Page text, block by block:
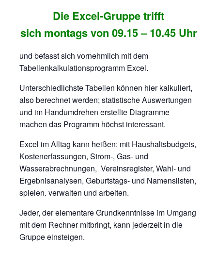
Die Excel-Gruppe trifft
sich montags von 09.15 – 10.45 Uhr
und befasst sich vornehmlich mit dem
Tabellenkalkulationsprogramm Excel.
Unterschiedlichste Tabellen können hier kalkuliert,
also berechnet werden; statistische Auswertungen
und im Handumdrehen erstellte Diagramme
machen das Programm höchst interessant.
Excel im Alltag kann heißen: mit Haushaltsbudgets,
Kostenerfassungen, Strom-, Gas- und
Wasserabrechnungen, Vereinsregister, Wahl- und
Ergebnisanalysen, Geburtstags- und Namenslisten,
spielen. verwalten und arbeiten.
Jeder, der elementare Grundkenntnisse im Umgang
mit dem Rechner mitbringt, kann jederzeit in die
Gruppe einsteigen.